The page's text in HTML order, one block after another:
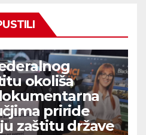
okoliša
priride
zaštitu države